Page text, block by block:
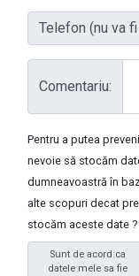
Telefon (nu va
Comentariu:
Pentru a putea
nevoie să stocăm
dumneavoastră în
alte scopuri decat
stocăm aceste date ?
Sunt de acord ca
datele mele sa fie